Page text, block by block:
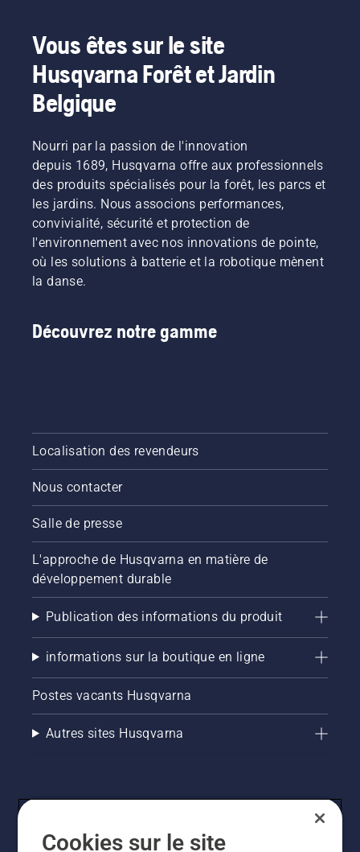
Vous êtes sur le site
Husqvarna Forêt et Jardin
Belgique
Nourri par la passion de l'innovation
depuis 1689, Husqvarna offre aux professionnels
des produits spécialisés pour la forêt, les parcs et
les jardins. Nous associons performances,
convivialité, sécurité et protection de
l'environnement avec nos innovations de pointe,
où les solutions à batterie et la robotique mènent
la danse.
Découvrez notre gamme
Localisation des revendeurs
Nous contacter
Salle de presse
L'approche de Husqvarna en matière de
développement durable
Publication des informations du produit
informations sur la boutique en ligne
Postes vacants Husqvarna
Autres sites Husqvarna
Cookies sur le site